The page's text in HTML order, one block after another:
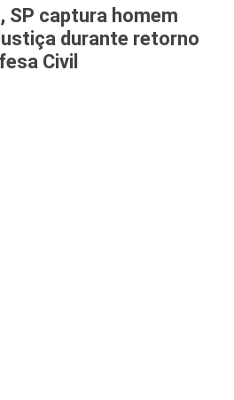
SP captura homem
durante retorno
Civil